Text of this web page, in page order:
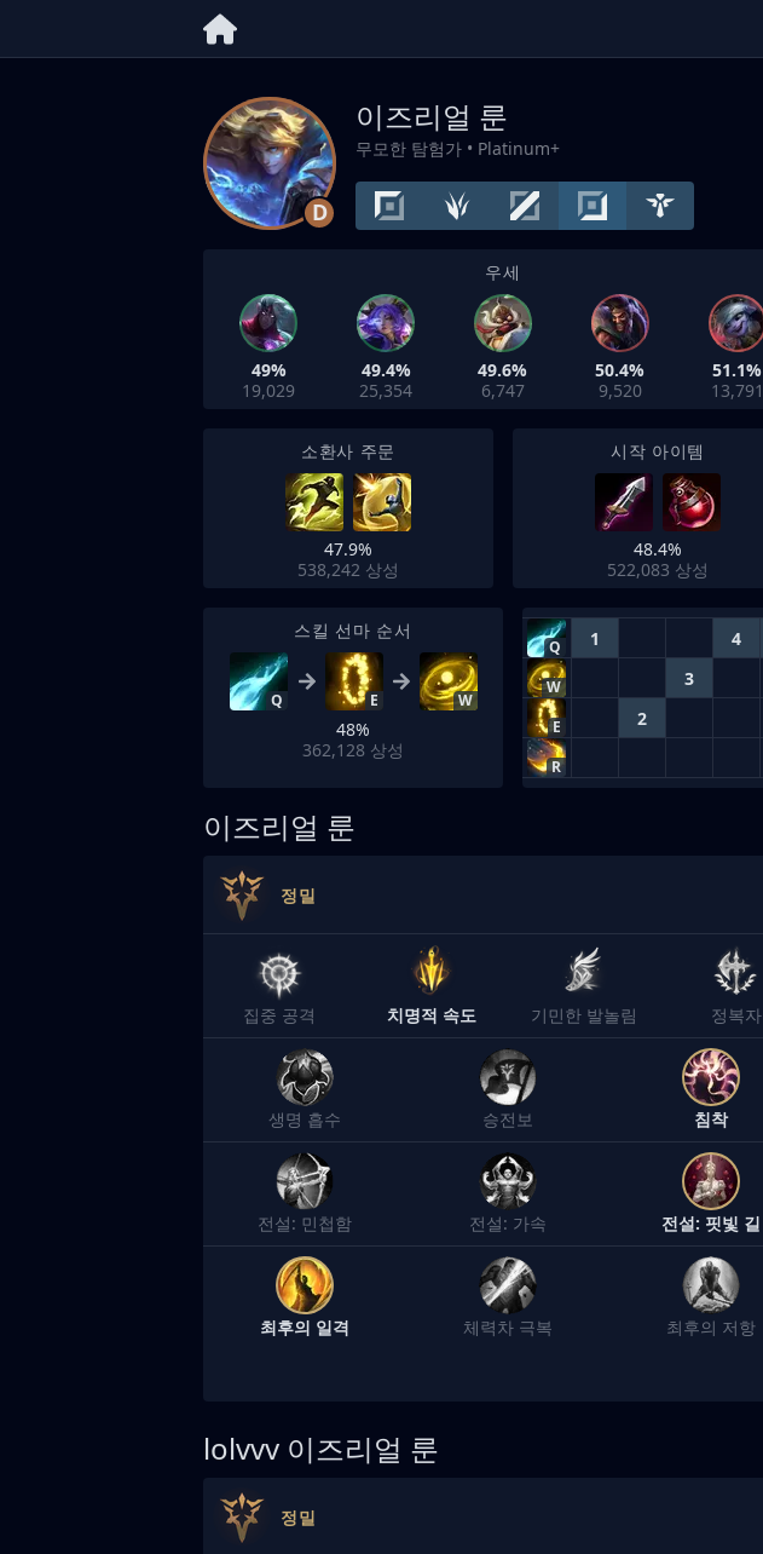
D
이즈리얼 룬
무모한 탐험가 • Platinum+
우세
49%
19,029
49.4%
25,354
49.6%
6,747
50.4%
9,520
51.1%
13,791
소환사 주문
47.9%
538,242 상성
시작 아이템
48.4%
522,083 상성
스킬 선마 순서
Q E W
48%
362,128 상성
Q 1 4
W 3
E 2
R
이즈리얼 룬
정밀
집중 공격 치명적 속도 기민한 발놀림 정복자
생명 흡수 승전보 침착
전설: 민첩함 전설: 가속 전설: 핏빛 길
최후의 일격 체력차 극복 최후의 저항
lolvvv 이즈리얼 룬
정밀